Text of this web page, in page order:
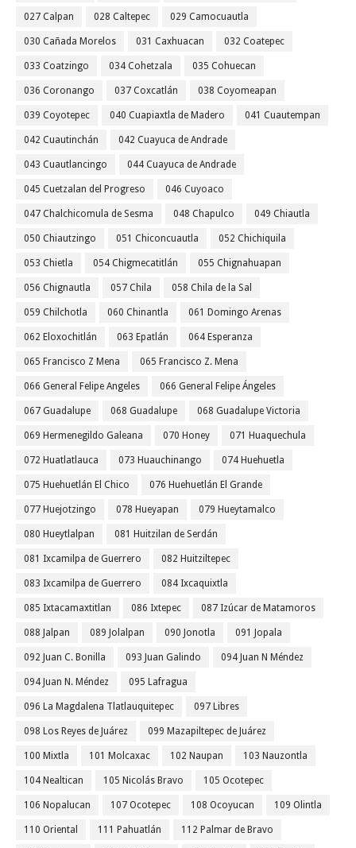
027 Calpan 028 Caltepec 029 Camocuautla
030 Cañada Morelos 031 Caxhuacan 032 Coatepec
033 Coatzingo 034 Cohetzala 035 Cohuecan
036 Coronango 037 Coxcatlán 038 Coyomeapan
039 Coyotepec 040 Cuapiaxtla de Madero 041 Cuautempan
042 Cuautinchán 042 Cuayuca de Andrade
043 Cuautlancingo 044 Cuayuca de Andrade
045 Cuetzalan del Progreso 046 Cuyoaco
047 Chalchicomula de Sesma 048 Chapulco 049 Chiautla
050 Chiautzingo 051 Chiconcuautla 052 Chichiquila
053 Chietla 054 Chigmecatitlán 055 Chignahuapan
056 Chignautla 057 Chila 058 Chila de la Sal
059 Chilchotla 060 Chinantla 061 Domingo Arenas
062 Eloxochitlán 063 Epatlán 064 Esperanza
065 Francisco Z Mena 065 Francisco Z. Mena
066 General Felipe Angeles 066 General Felipe Ángeles
067 Guadalupe 068 Guadalupe 068 Guadalupe Victoria
069 Hermenegildo Galeana 070 Honey 071 Huaquechula
072 Huatlatlauca 073 Huauchinango 074 Huehuetla
075 Huehuetlán El Chico 076 Huehuetlán El Grande
077 Huejotzingo 078 Hueyapan 079 Hueytamalco
080 Hueytlalpan 081 Huitzilan de Serdán
081 Ixcamilpa de Guerrero 082 Huitziltepec
083 Ixcamilpa de Guerrero 084 Ixcaquixtla
085 Ixtacamaxtitlan 086 Ixtepec 087 Izúcar de Matamoros
088 Jalpan 089 Jolalpan 090 Jonotla 091 Jopala
092 Juan C. Bonilla 093 Juan Galindo 094 Juan N Méndez
094 Juan N. Méndez 095 Lafragua
096 La Magdalena Tlatlauquitepec 097 Libres
098 Los Reyes de Juárez 099 Mazapiltepec de Juárez
100 Mixtla 101 Molcaxac 102 Naupan 103 Nauzontla
104 Nealtican 105 Nicolás Bravo 105 Ocotepec
106 Nopalucan 107 Ocotepec 108 Ocoyucan 109 Olintla
110 Oriental 111 Pahuatlán 112 Palmar de Bravo